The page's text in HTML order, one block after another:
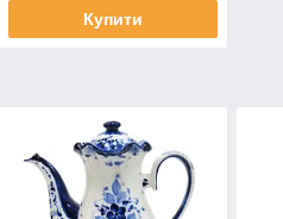
Купити